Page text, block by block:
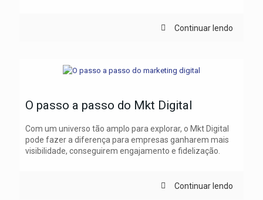
Continuar lendo
O passo a passo do Mkt Digital
Com um universo tão amplo para explorar, o Mkt Digital
pode fazer a diferença para empresas ganharem mais
visibilidade, conseguirem engajamento e fidelização.
Continuar lendo